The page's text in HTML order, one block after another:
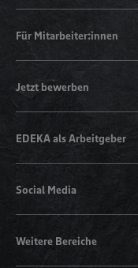
Für Mitarbeiter:innen
Jetzt bewerben
EDEKA als Arbeitgeber
Social Media
Weitere Bereiche